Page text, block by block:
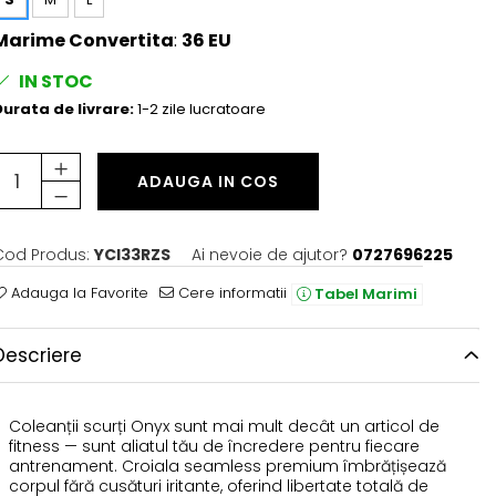
Convertita: 36 EU
IN STOC
de livrare:1-2 zile lucratoare
ADAUGA IN COS
Produs: YCI33RZS Ai nevoie de ajutor? 0727696225
Adauga la Favorite Cere informatii Tabel Marimi
Coleanții scurți Onyx sunt mai mult decât un articol de
fitness — sunt aliatul tău de încredere pentru fiecare
antrenament. Croiala seamless premium îmbrățișează
corpul fără cusături iritante, oferind libertate totală de